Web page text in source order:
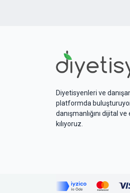
Diyetisyenleri ve
platformda
danışmanlığını dijital
kılıyoruz.